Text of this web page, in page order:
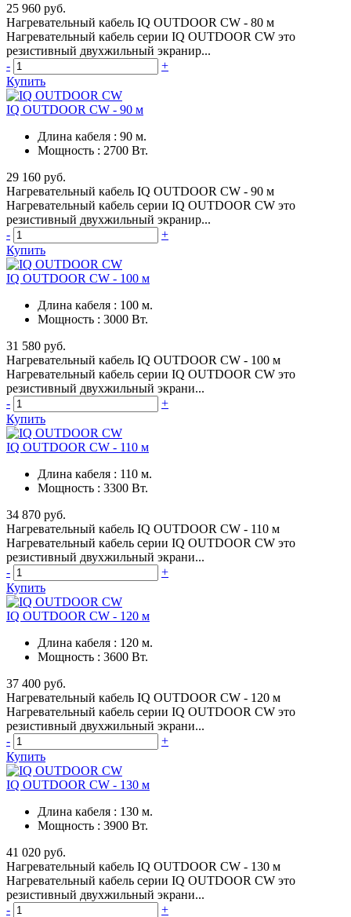
25 960 руб.
Нагревательный кабель IQ OUTDOOR CW - 80 м
Нагревательный кабель серии IQ OUTDOOR CW это
резистивный двухжильный экранир...
-
+
Купить
IQ OUTDOOR CW - 90 м
Длина кабеля : 90 м.
Мощность : 2700 Вт.
29 160 руб.
Нагревательный кабель IQ OUTDOOR CW - 90 м
Нагревательный кабель серии IQ OUTDOOR CW это
резистивный двухжильный экранир...
-
+
Купить
IQ OUTDOOR CW - 100 м
Длина кабеля : 100 м.
Мощность : 3000 Вт.
31 580 руб.
Нагревательный кабель IQ OUTDOOR CW - 100 м
Нагревательный кабель серии IQ OUTDOOR CW это
резистивный двухжильный экрани...
-
+
Купить
IQ OUTDOOR CW - 110 м
Длина кабеля : 110 м.
Мощность : 3300 Вт.
34 870 руб.
Нагревательный кабель IQ OUTDOOR CW - 110 м
Нагревательный кабель серии IQ OUTDOOR CW это
резистивный двухжильный экрани...
-
+
Купить
IQ OUTDOOR CW - 120 м
Длина кабеля : 120 м.
Мощность : 3600 Вт.
37 400 руб.
Нагревательный кабель IQ OUTDOOR CW - 120 м
Нагревательный кабель серии IQ OUTDOOR CW это
резистивный двухжильный экрани...
-
+
Купить
IQ OUTDOOR CW - 130 м
Длина кабеля : 130 м.
Мощность : 3900 Вт.
41 020 руб.
Нагревательный кабель IQ OUTDOOR CW - 130 м
Нагревательный кабель серии IQ OUTDOOR CW это
резистивный двухжильный экрани...
-
+